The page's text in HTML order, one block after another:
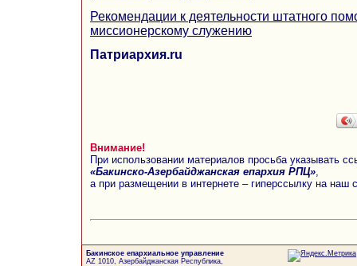
Рекомендации к деятельности штатного
миссионерскому служению
Патриархия.ru
Внимание!
При использовании материалов просьба указывать
«Бакинско-Азербайджанская епархия РПЦ»
а при размещении в интернете – гиперссылку на наш
Бакинское епархиальное управление
AZ 1010, Азербайджанская Республика,